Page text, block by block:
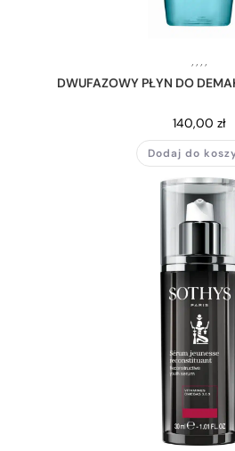
, , , ,
DWUFAZOWY PŁYN DO
140,00 zł
Dodaj do